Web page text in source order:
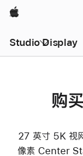
Apple
Studio Display
购
27 英寸 5K 视
像素 Center